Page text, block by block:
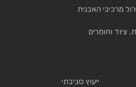
מרכיבי האבנית
ציוד וחומרים
ייעוץ סביבתי